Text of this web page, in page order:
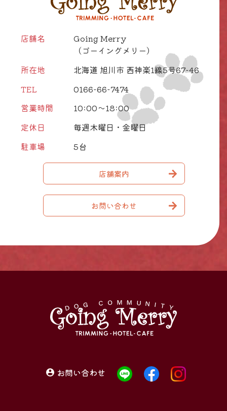
店舗名
Going Merry
（ゴーイングメリー）
所在地
北海道 旭川市 西神楽1線5号67-46
TEL
0166-66-7474
営業時間
10:00～18:00
定休日
毎週木曜日・金曜日
駐車場
5台
店舗案内
お問い合わせ
お問い合わせ